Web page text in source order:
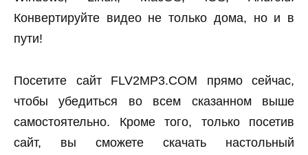
Конвертируйте видео не только дома, но и в
пути!
Посетите сайт FLV2MP3.COM прямо сейчас,
чтобы убедиться во всем сказанном выше
самостоятельно. Кроме того, только посетив
сайт, вы сможете скачать настольный